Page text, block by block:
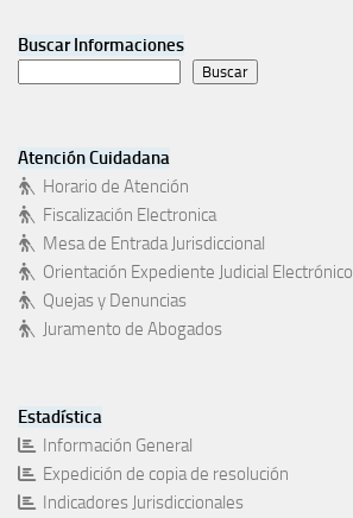
Buscar Informaciones
Buscar
Atención Cuidadana
Horario de Atención
Fiscalización Electronica
Mesa de Entrada Jurisdiccional
Orientación Expediente Judicial Electrónico
Quejas y Denuncias
Juramento de Abogados
Estadística
Información General
Expedición de copia de resolución
Indicadores Jurisdiccionales